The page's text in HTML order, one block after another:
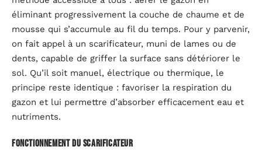
éliminant progressivement la couche de chaume et de
mousse qui s’accumule au fil du temps. Pour y parvenir,
on fait appel à un scarificateur, muni de lames ou de
dents, capable de griffer la surface sans détériorer le
sol. Qu’il soit manuel, électrique ou thermique, le
principe reste identique : favoriser la respiration du
gazon et lui permettre d’absorber efficacement eau et
nutriments.
Fonctionnement du scarificateur